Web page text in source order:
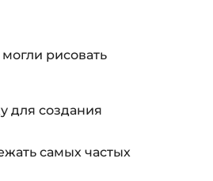
рисовать
для создания
самых частых